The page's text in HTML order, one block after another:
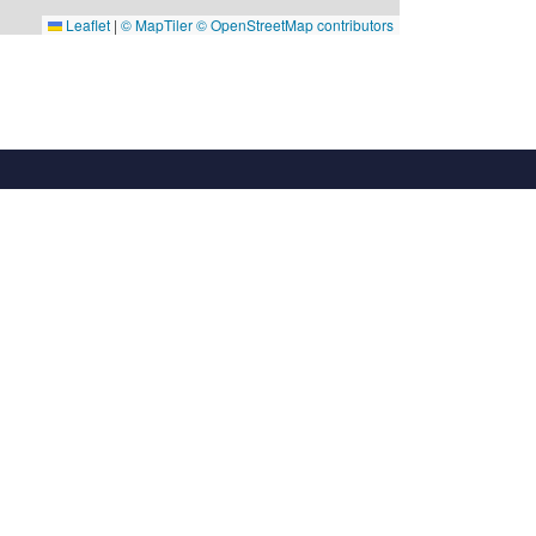
Leaflet | © MapTiler© OpenStreetMap contributors